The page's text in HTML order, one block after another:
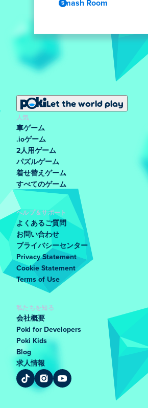
Smash Room
Let the world play
人気
車ゲーム
.ioゲーム
2人用ゲーム
パズルゲーム
着せ替えゲーム
すべてのゲーム
ヘルプ＆サポート
よくあるご質問
お問い合わせ
プライバシーセンター
Privacy Statement
Cookie Statement
Terms of Use
私たちを知る
会社概要
Poki for Developers
Poki Kids
Blog
求人情報